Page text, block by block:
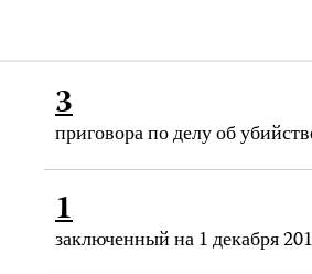
3
приговора по делу об
1
заключенный на 1 декабря